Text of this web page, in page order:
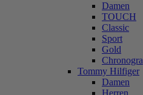
Damen
TOUCH
Classic
Sport
Gold
Tommy Hilfiger
Damen
Herren